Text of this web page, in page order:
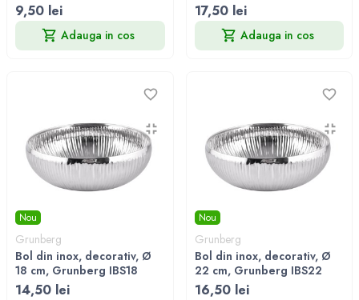
9,50 lei
Adauga in cos
17,50 lei
Adauga in cos
Nou
Grunberg
Bol din inox, decorativ, Ø
18 cm, Grunberg IBS18
14,50 lei
Nou
Grunberg
Bol din inox, decorativ, Ø
22 cm, Grunberg IBS22
16,50 lei